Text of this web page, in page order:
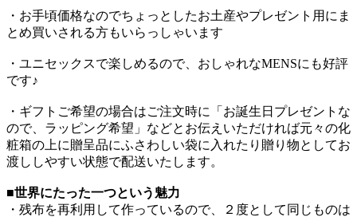
・お手頃価格なのでちょっとしたお土産やプレゼント用にま
とめ買いされる方もいらっしゃいます
・ユニセックスで楽しめるので、おしゃれなMENSにも好評
です♪
・ギフトご希望の場合はご注文時に「お誕生日プレゼントな
ので、ラッピング希望」などとお伝えいただければ元々の化
粧箱の上に贈呈品にふさわしい袋に入れたり贈り物としてお
渡ししやすい状態で配送いたします。
■世界にたった一つという魅力
・残布を再利用して作っているので、２度として同じものは